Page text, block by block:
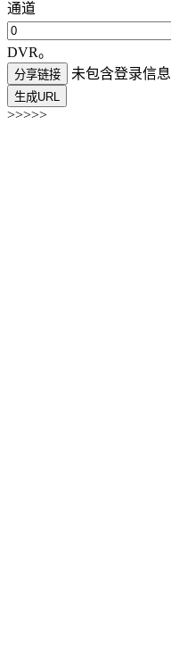
通道
DVR。
分享链接 未包含登录信息
生成URL
>>>>>